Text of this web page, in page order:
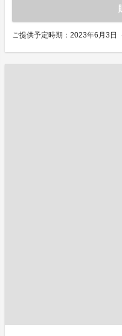
ご提供予定時期：2023年6月3日